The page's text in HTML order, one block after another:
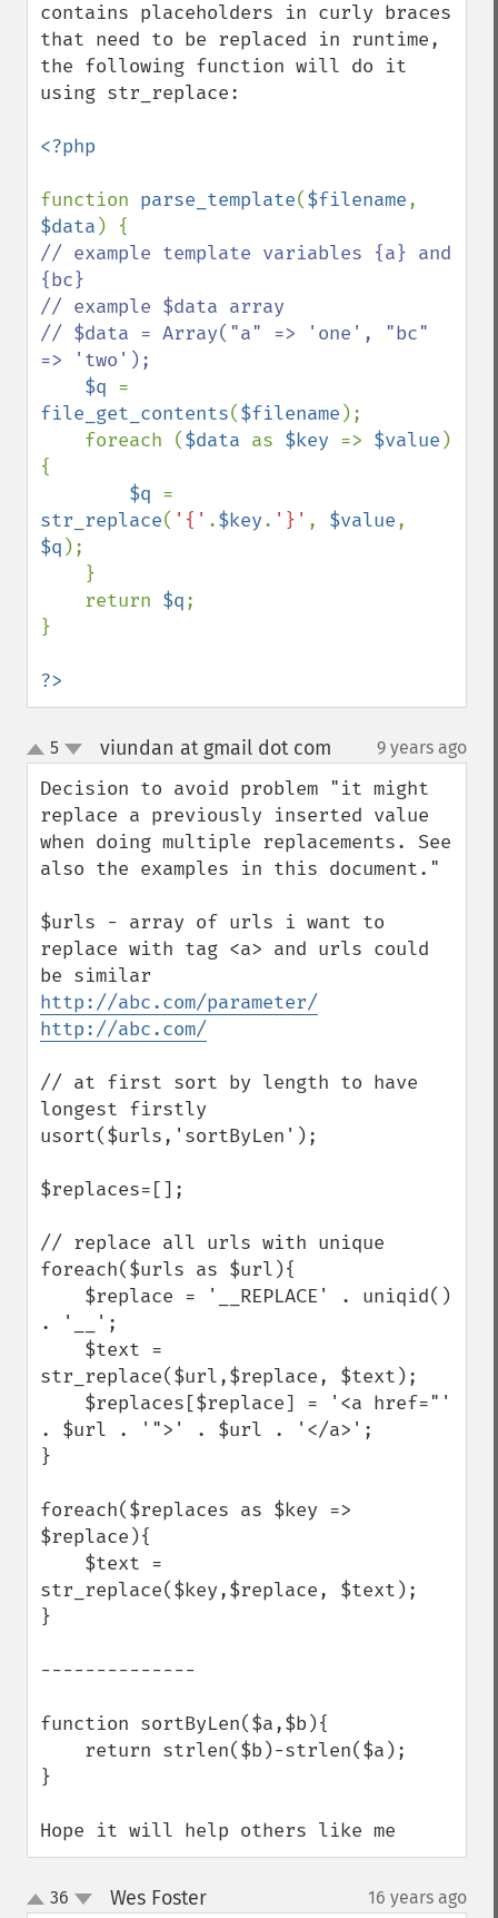
contains placeholders in curly braces
that need to be replaced in runtime,
the following function will do it
using str_replace:
<?php
function parse_template($filename
$data
// example template variables {a} and
{bc}
// example $data array
// $data = Array("a" => 'one', "bc"
=> 'two');
$q
file_get_contents($filename );
    foreach (
$data as $key => $value )
{
$q
str_replace( '{' .$key. '}' , $value
$q );
    return
$q;
}
?>
up
down
5 viundan at gmail dot com 9 years ago
Decision to avoid problem "it might
replace a previously inserted value
when doing multiple replacements. See
also the examples in this document."
$urls - array of urls i want to
replace with tag <a> and urls could
http://abc.com/parameter/
http://abc.com/
// at first sort by length to have
longest firstly
usort($urls,'sortByLen');
$replaces=[];
// replace all urls with unique
foreach($urls as $url){
. '__';
str_replace($url,$replace, $text);
. $url . '">' . $url . '</a>';
}
foreach($replaces as $key =>
$replace){
str_replace($key,$replace, $text);
}
--------------
function sortByLen($a,$b){
}
Hope it will help others like me
up36 Wes Foster¶ 16 years ago